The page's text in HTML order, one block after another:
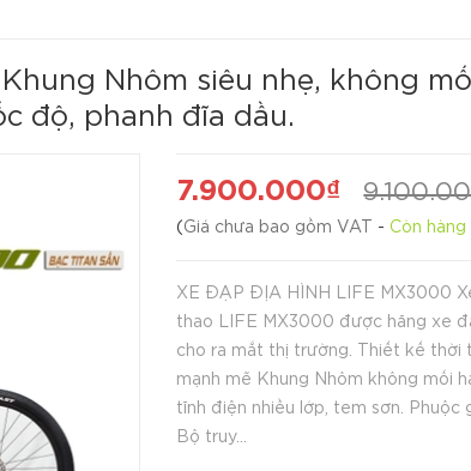
Nhôm siêu nhẹ, không
độ, phanh đĩa dầu.
7.900.000₫
( Giá chưa bao gồm VAT -Còn hàng
XE ĐẠP ĐỊA HÌNH LIFE MX3000
thao LIFE MX3000 được hãng xe
cho ra mắt thị trường. Thiết kế thời
mạnh mẽ Khung Nhôm không mối
tĩnh điện nhiều lớp, tem sơn. Phuộc
Bộ truy...